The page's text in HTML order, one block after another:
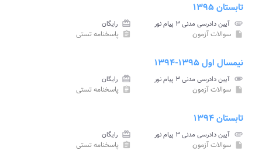
تابستان ۱۳۹۵
attachment آیین دادرسی مدنی ۳ پیام نور card_giftcard رایگان
insert_drive_file سوالات آزمون assignment پاسخنامه تستی
نیمسال اول ۱۳۹۵-۱۳۹۴
attachment آیین دادرسی مدنی ۳ پیام نور card_giftcard رایگان
insert_drive_file سوالات آزمون assignment پاسخنامه تستی
تابستان ۱۳۹۴
attachment آیین دادرسی مدنی ۳ پیام نور card_giftcard رایگان
insert_drive_file سوالات آزمون assignment پاسخنامه تستی